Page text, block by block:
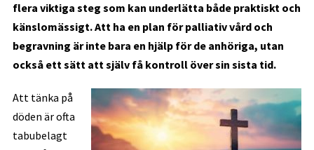
flera viktiga steg som kan underlätta både praktiskt och
känslomässigt. Att ha en plan för palliativ vård och
begravning är inte bara en hjälp för de anhöriga, utan
också ett sätt att själv få kontroll över sin sista tid.
Att tänka på
döden är ofta
tabubelagt